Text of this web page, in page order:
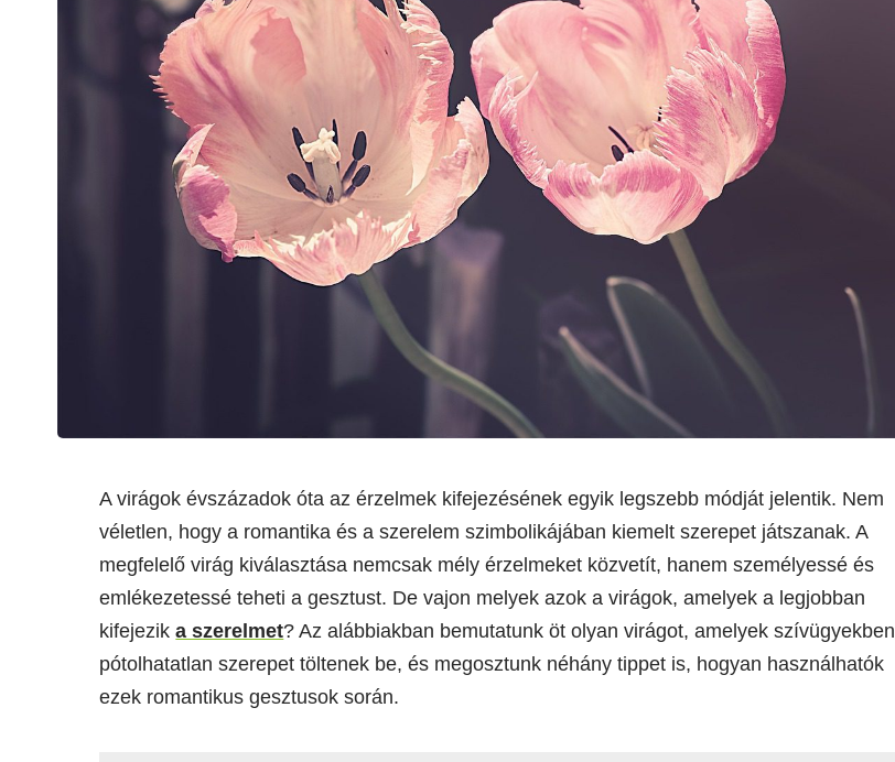
A virágok évszázadok óta az érzelmek kifejezésének egyik legszebb módját jelentik. Nem
véletlen, hogy a romantika és a szerelem szimbolikájában kiemelt szerepet játszanak. A
megfelelő virág kiválasztása nemcsak mély érzelmeket közvetít, hanem személyessé és
emlékezetessé teheti a gesztust. De vajon melyek azok a virágok, amelyek a legjobban
kifejezika szerelmet? Az alábbiakban bemutatunk öt olyan virágot, amelyek szívügyekben
pótolhatatlan szerepet töltenek be, és megosztunk néhány tippet is, hogyan használhatók
ezek romantikus gesztusok során.